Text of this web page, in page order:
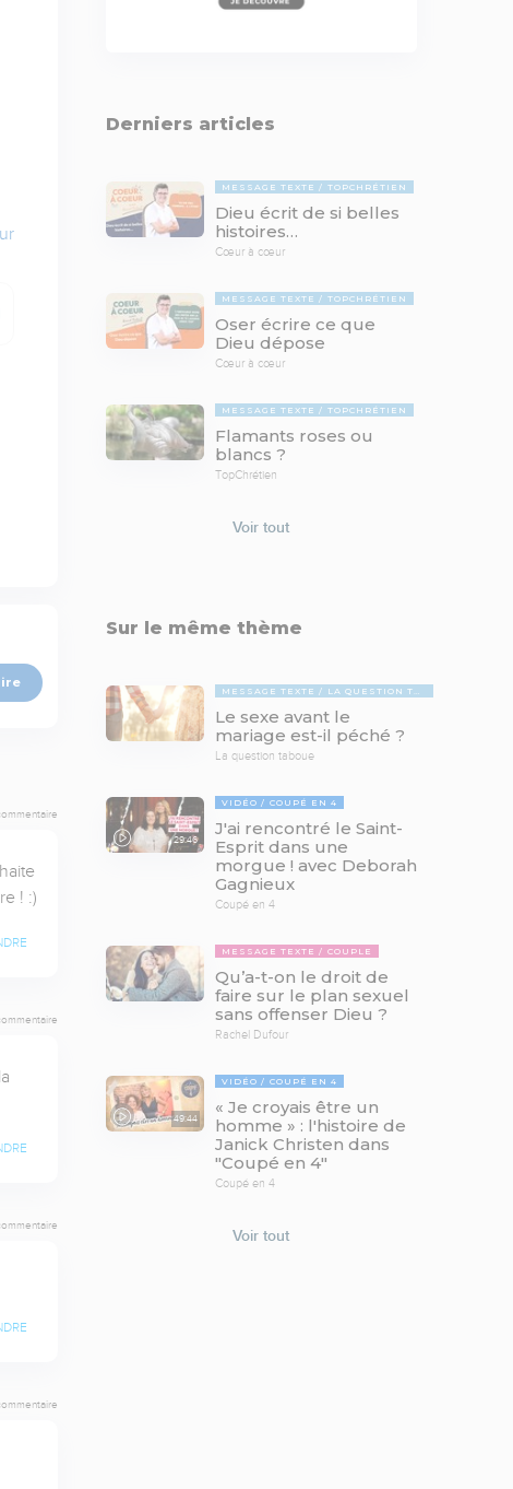
! :)
Derniers articles
MESSAGE TEXTE TOPCHRÉTIEN
Dieu écrit de si belles
histoires…
Cœur à cœur
MESSAGE TEXTE TOPCHRÉTIEN
Oser écrire ce que
Dieu dépose
Cœur à cœur
MESSAGE TEXTE TOPCHRÉTIEN
Flamants roses ou
blancs ?
TopChrétien
Voir tout
Sur le même thème
MESSAGE TEXTE LA QUESTION TABOUE
Le sexe avant le
mariage est-il péché ?
La question taboue
29:46
VIDÉO COUPÉ EN 4
J'ai rencontré le Saint-
Esprit dans une
morgue ! avec Deborah
Gagnieux
Coupé en 4
MESSAGE TEXTE COUPLE
Qu’a-t-on le droit de
faire sur le plan sexuel
sans offenser Dieu ?
Rachel Dufour
49:44
VIDÉO COUPÉ EN 4
« Je croyais être un
homme » : l'histoire de
Janick Christen dans
"Coupé en 4"
Coupé en 4
Voir tout